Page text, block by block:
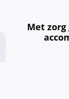
Met zorg